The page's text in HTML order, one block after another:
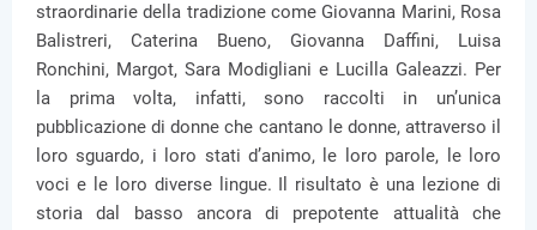
straordinarie della tradizione come Giovanna Marini, Rosa
Balistreri, Caterina Bueno, Giovanna Daffini, Luisa
Ronchini, Margot, Sara Modigliani e Lucilla Galeazzi. Per
la prima volta, infatti, sono raccolti in un’unica
pubblicazione di donne che cantano le donne, attraverso il
loro sguardo, i loro stati d’animo, le loro parole, le loro
voci e le loro diverse lingue. Il risultato è una lezione di
storia dal basso ancora di prepotente attualità che